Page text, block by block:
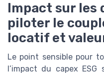
Impact sur les
piloter le
locatif et
Le point sensible pour
l’impact du capex